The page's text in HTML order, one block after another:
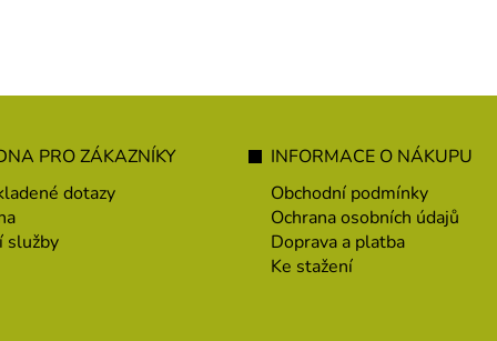
PRO ZÁKAZNÍKY
dotazy
služby
INFORMACE O NÁKUPU
Obchodní podmínky
Ochrana osobních údajů
Doprava a platba
Ke stažení